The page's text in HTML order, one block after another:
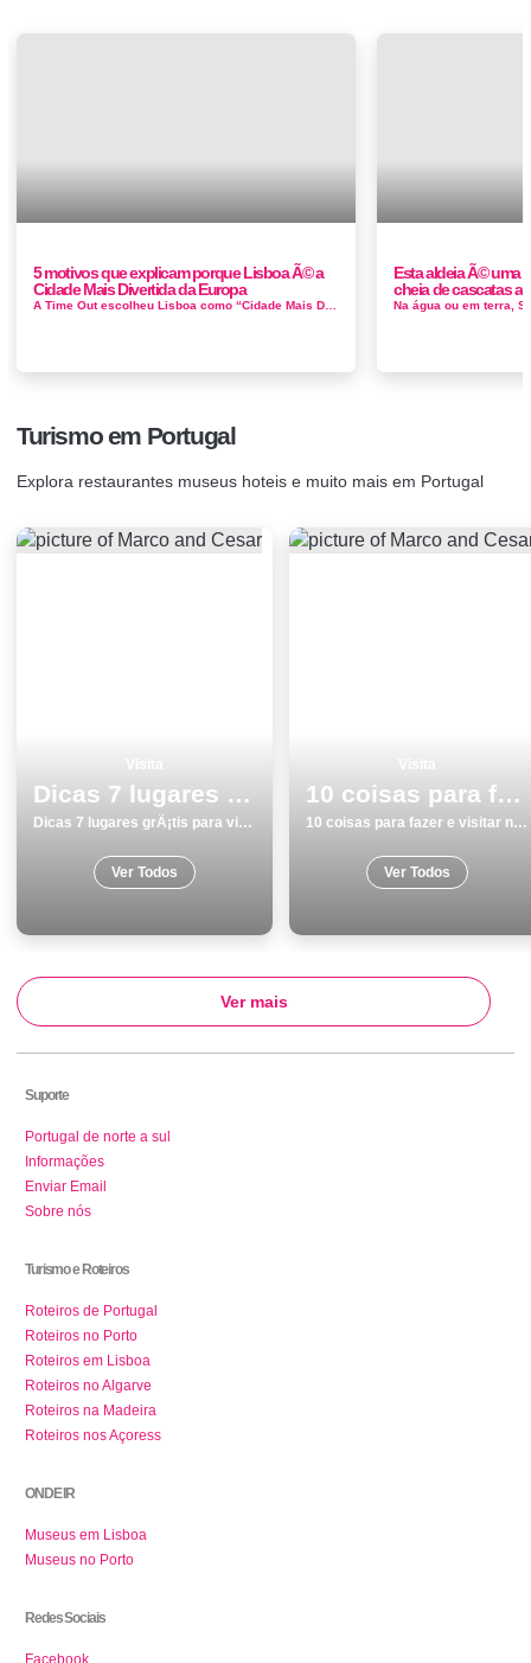
5 motivos que explicam porque Lisboa Ã© a
Cidade Mais Divertida da Europa
Esta aldeia Ã© uma
cheia de cascatas a
Turismo em Portugal
Explora restaurantes museus hoteis e muito mais em Portugal
Dicas 7 lugares grÃ¡tis para visitar em Lisboa
Dicas 7 lugares grÃ¡tis para visitar em Lisboa
Ver Todos
10 coisas para fazer e visitar no inverno em Viseu
10 coisas para fazer e visitar no inverno em Viseu
Ver Todos
Ver mais
Suporte
Portugal de norte a sul
Informações
Enviar Email
Sobre nós
Turismo e Roteiros
Roteiros de Portugal
Roteiros no Porto
Roteiros em Lisboa
Roteiros no Algarve
Roteiros na Madeira
Roteiros nos Açoress
ONDE IR
Museus em Lisboa
Museus no Porto
Redes Sociais
Facebook